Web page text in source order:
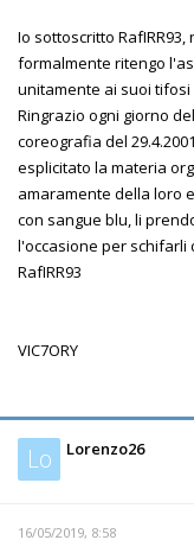
Io sottoscritto
formalmente ritengo
unitamente ai suoi
Ringrazio ogni giorno
coreografia del
esplicitato la materia
amaramente della loro
con sangue blu, li
l'occasione per schifarli
RafIRR93
VIC7ORY
Lo Lorenzo26
16/05/2019, 8:58